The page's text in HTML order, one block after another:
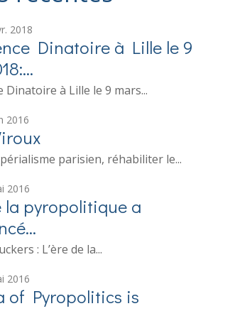
2018
Dinatoire à Lille le 9
Dinatoire à Lille le 9 mars...
2016
parisien, réhabiliter le...
2016
la pyropolitique a
: L’ère de la...
2016
of Pyropolitics is